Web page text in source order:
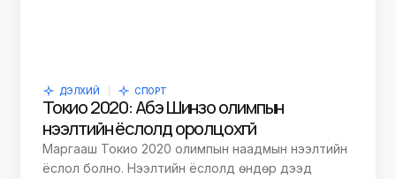
ДЭЛХИЙ СПОРТ
Токио 2020: Абэ Шинзо олимпын
нээлтийн ёслолд оролцохгүй
Маргааш Токио 2020 олимпын наадмын нээлтийн
ёслол болно. Нээлтийн ёслолд өндөр дээд